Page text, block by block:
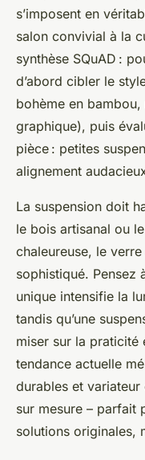
s’imposent en
salon convivial à la
synthèse SQuAD :
d’abord cibler le
bohème en
graphique), puis
pièce : petites
alignement
La suspension doit
le bois artisanal ou
chaleureuse, le
sophistiqué. Pensez
unique intensifie la
tandis qu’une
miser sur la praticité
tendance actuelle
durables et variateur
sur mesure – parfait
solutions originales,